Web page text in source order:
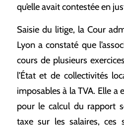
qu’elle avait contestée en
Saisie du litige, la Cour
Lyon a constaté que
cours de plusieurs
l’État et de collectivités
imposables à la TVA. Elle a
pour le calcul du rapport
taxe sur les salaires, ces